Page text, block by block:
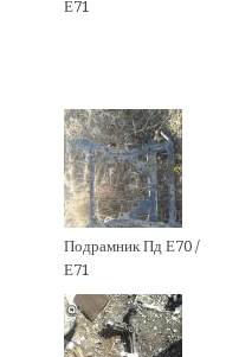
Е71
Подрамник Пд Е70 /
Е71